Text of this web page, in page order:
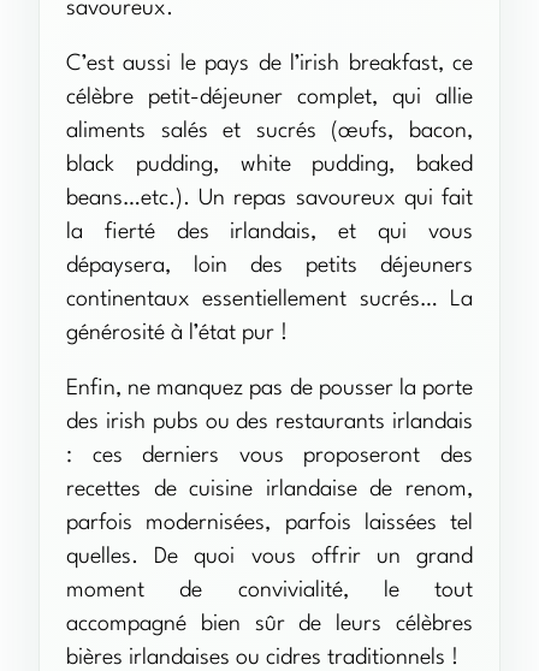
savoureux.
C’est aussi le pays de l’irish breakfast, ce
célèbre petit-déjeuner complet, qui allie
aliments salés et sucrés (œufs, bacon,
black pudding, white pudding, baked
beans…etc.). Un repas savoureux qui fait
la fierté des irlandais, et qui vous
dépaysera, loin des petits déjeuners
continentaux essentiellement sucrés… La
générosité à l’état pur !
Enfin, ne manquez pas de pousser la porte
des irish pubs ou des restaurants irlandais
: ces derniers vous proposeront des
recettes de cuisine irlandaise de renom,
parfois modernisées, parfois laissées tel
quelles. De quoi vous offrir un grand
moment de convivialité, le tout
accompagné bien sûr de leurs célèbres
bières irlandaises ou cidres traditionnels !